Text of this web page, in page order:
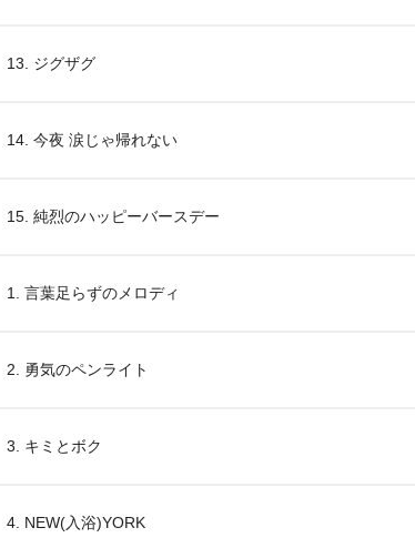
13. ジグザグ
14. 今夜 涙じゃ帰れない
15. 純烈のハッピーバースデー
1. 言葉足らずのメロディ
2. 勇気のペンライト
3. キミとボク
4. NEW(入浴)YORK